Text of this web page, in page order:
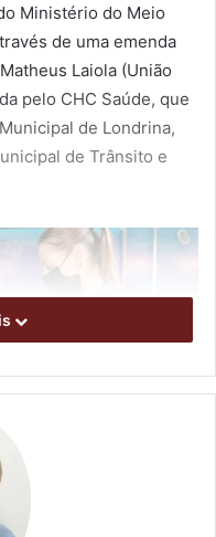
Ministério do Meio
de uma emenda
Laiola (União
pelo CHC Saúde, que
de Londrina,
de Trânsito e